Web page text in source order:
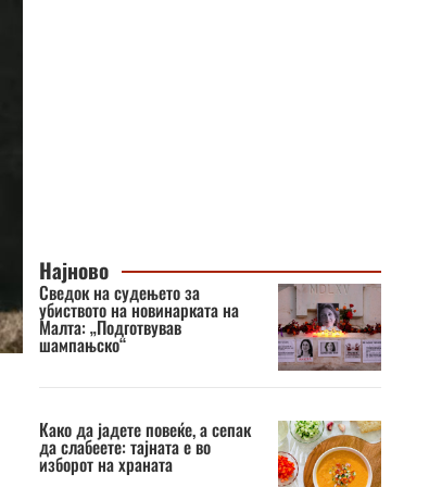
Најново
Сведок на судењето за
убиството на новинарката на
Малта: „Подготвував
шампањско“
Како да јадете повеќе, а сепак
да слабеете: тајната е во
изборот на храната